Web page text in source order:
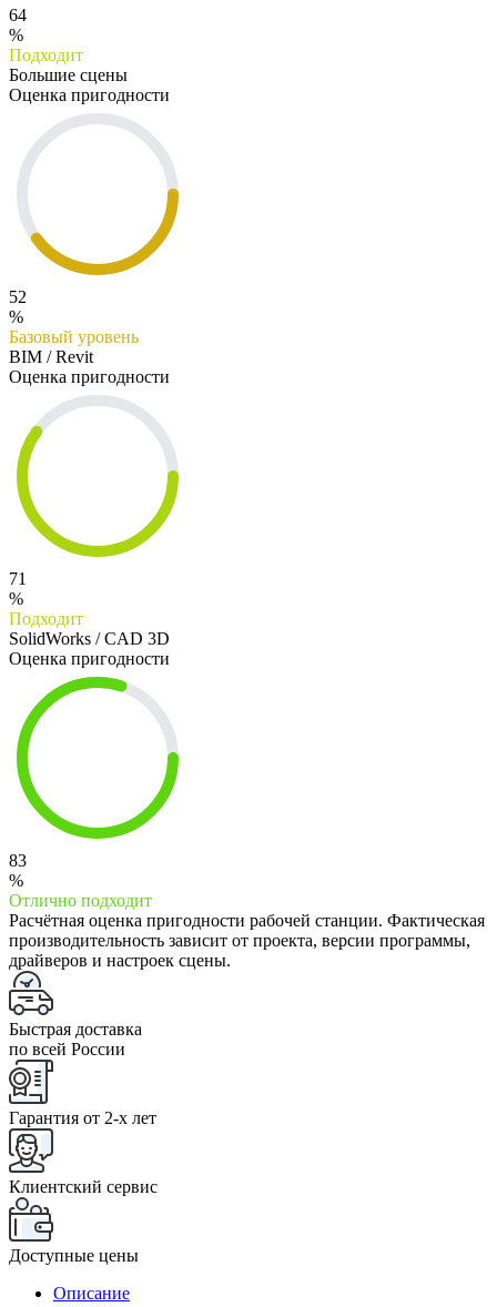
64
%
Подходит
Большие сцены
Оценка пригодности
52
%
Базовый уровень
BIM / Revit
Оценка пригодности
71
%
Подходит
SolidWorks / CAD 3D
Оценка пригодности
83
%
Отлично подходит
Расчётная оценка пригодности рабочей станции. Фактическая
производительность зависит от проекта, версии программы,
драйверов и настроек сцены.
Быстрая доставка
по всей России
Гарантия от 2-x лет
Клиентский сервис
Доступные цены
Описание